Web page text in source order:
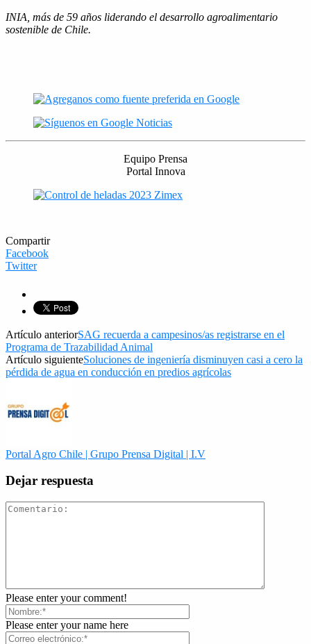
INIA, más de 59 años liderando el desarrollo agroalimentario
sostenible de Chile.
Equipo Prensa
Portal Innova
Compartir
Facebook
Twitter
Artículo anteriorSAG recuerda a campesinos/as registrarse en el
Programa de Trazabilidad Animal
Artículo siguienteSoluciones de ingeniería disminuyen casi a cero la
pérdida de agua en conducción en predios agrícolas
Portal Agro Chile | Grupo Prensa Digital | I.V
Dejar respuesta
Please enter your comment!
Please enter your name here